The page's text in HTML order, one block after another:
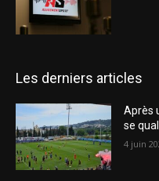
Les derniers articles
Après
se
4 juin